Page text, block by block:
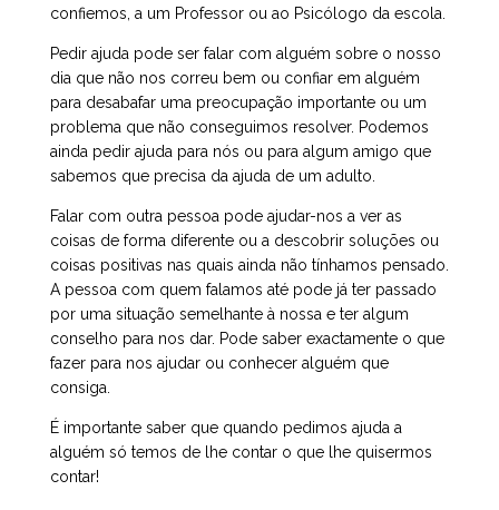
confiemos, a um Professor ou ao Psicólogo da escola.
Pedir ajuda pode ser falar com alguém sobre o nosso
dia que não nos correu bem ou confiar em alguém
para desabafar uma preocupação importante ou um
problema que não conseguimos resolver. Podemos
ainda pedir ajuda para nós ou para algum amigo que
sabemos que precisa da ajuda de um adulto.
Falar com outra pessoa pode ajudar-nos a ver as
coisas de forma diferente ou a descobrir soluções ou
coisas positivas nas quais ainda não tínhamos pensado.
A pessoa com quem falamos até pode já ter passado
por uma situação semelhante à nossa e ter algum
conselho para nos dar. Pode saber exactamente o que
fazer para nos ajudar ou conhecer alguém que
consiga.
É importante saber que quando pedimos ajuda a
alguém só temos de lhe contar o que lhe quisermos
contar!